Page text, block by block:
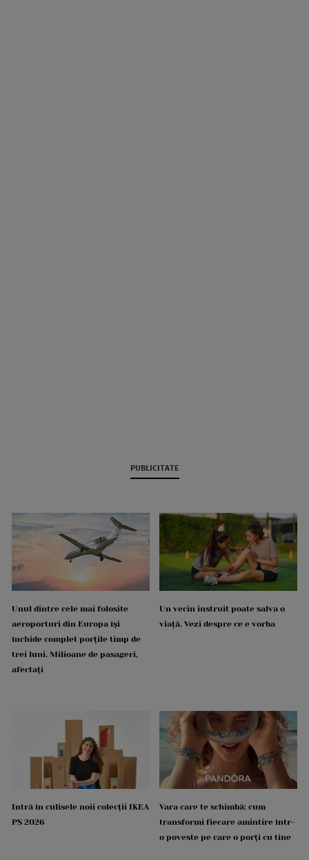
PUBLICITATE
Unul dintre cele mai folosite
aeroporturi din Europa își
închide complet porțile timp de
trei luni. Milioane de pasageri,
afectați
Un vecin instruit poate salva o
viață. Vezi despre ce e vorba
Intră în culisele noii colecții IKEA
PS 2026
Vara care te schimbă: cum
transformi fiecare amintire într-
o poveste pe care o porți cu tine